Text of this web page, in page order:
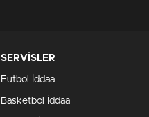
SERVİSLER
Futbol İddaa
Basketbol İddaa